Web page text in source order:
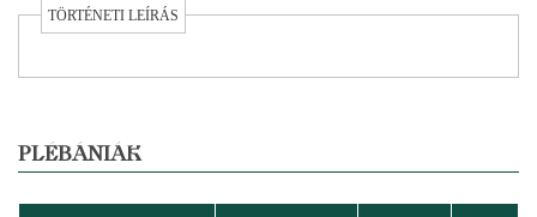
TÖRTÉNETI LEÍRÁS
PLÉBÁNIÁK